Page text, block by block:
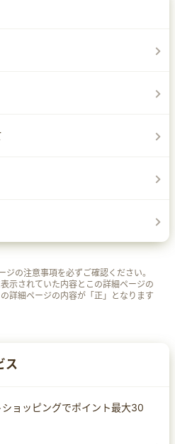
の注意事項を必ずご確認ください。
示されていた内容とこの詳細ページの
詳細ページの内容が「正」となります
ス
ショッピングでポイント最大30